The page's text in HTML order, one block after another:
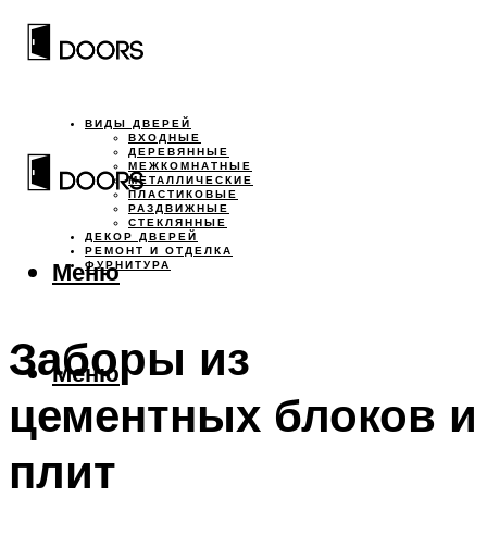
ВИДЫ ДВЕРЕЙ
ВХОДНЫЕ
ДЕРЕВЯННЫЕ
МЕЖКОМНАТНЫЕ
МЕТАЛЛИЧЕСКИЕ
ПЛАСТИКОВЫЕ
РАЗДВИЖНЫЕ
СТЕКЛЯННЫЕ
ДЕКОР ДВЕРЕЙ
РЕМОНТ И ОТДЕЛКА
ФУРНИТУРА
Меню
Меню
Заборы из
цементных блоков и
плит